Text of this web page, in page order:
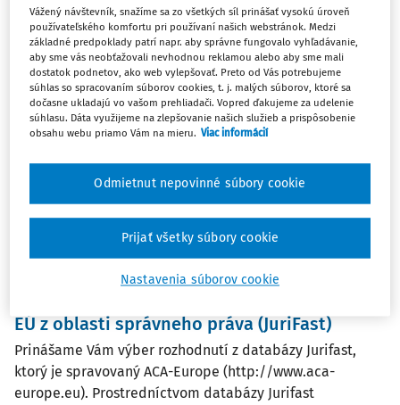
AKTUALITY
Nový zákon o medzinárodnej ochrane:
Slovensko mení azylový systém podľa
pravidiel EÚ
Ministerstvo vnútra SR predložilo na rokovanie vlády
návrh nového zákona o medzinárodnej ochrane, ktorým
sa má nahradiť doterajší zákon o azyle z roku 2002. Návrh
zákona reaguje na prijatie Reformy azylovej a migračnej
politiky Európskej únie a predstavuje ...
Vydané:13. 1. 2026 / 3 minúty čítania
EÚ z oblasti správneho práva (JuriFast)
Prinášame Vám výber rozhodnutí z databázy Jurifast,
ktorý je spravovaný ACA-Europe (http://www.aca-
europe.eu). Prostredníctvom databázy Jurifast
Vážený návštevník, snažíme sa zo všetkých síl prinášať vysokú úroveň
používateľského komfortu pri používaní našich webstránok. Medzi
základné predpoklady patrí napr. aby správne fungovalo vyhľadávanie,
aby sme vás neobťažovali nevhodnou reklamou alebo aby sme mali
dostatok podnetov, ako web vylepšovať. Preto od Vás potrebujeme
súhlas so spracovaním súborov cookies, t. j. malých súborov, ktoré sa
dočasne ukladajú vo vašom prehliadači. Vopred ďakujeme za udelenie
súhlasu. Dáta využijeme na zlepšovanie našich služieb a prispôsobenie
obsahu webu priamo Vám na mieru. Viac informácií
Nastavenia súborov cookie
Odmietnut nepovinné súbory cookie
Prijať všetky súbory cookie